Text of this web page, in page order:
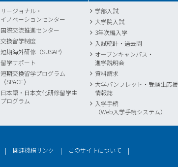
リージョナル・
イノベーションセンター
国際交流推進センター
交換留学制度
短期海外研修（SUSAP）
留学サポート
短期交換留学プログラム
（SPACE）
日本語・日本文化研修留学生
プログラム
学部入試
大学院入試
3年次編入学
入試統計 ・ 過去問
オープンキャンパス・
進学説明会
資料請求
大学パンフレット・受験生応援
情報誌
入学手続
（Web入学手続システム）
関連機構リンク
このサイトについて